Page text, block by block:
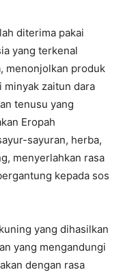
diterima pakai
yang terkenal
menonjolkan produk
zaitun dara
tenusu yang
Eropah
sayuran, herba,
menyerlahkan rasa
kepada sos
yang dihasilkan
yang mengandungi
dengan rasa